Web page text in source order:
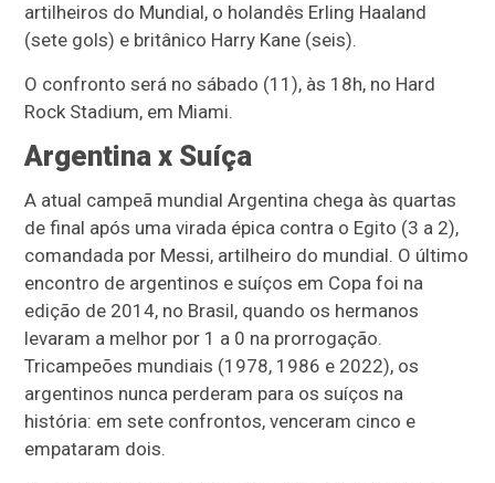
artilheiros do Mundial, o holandês Erling Haaland
(sete gols) e britânico Harry Kane (seis).
O confronto será no sábado (11), às 18h, no Hard
Rock Stadium, em Miami.
Argentina x Suíça
A atual campeã mundial Argentina chega às quartas
de final após uma virada épica contra o Egito (3 a 2),
comandada por Messi, artilheiro do mundial. O último
encontro de argentinos e suíços em Copa foi na
edição de 2014, no Brasil, quando os hermanos
levaram a melhor por 1 a 0 na prorrogação.
Tricampeões mundiais (1978, 1986 e 2022), os
argentinos nunca perderam para os suíços na
história: em sete confrontos, venceram cinco e
empataram dois.